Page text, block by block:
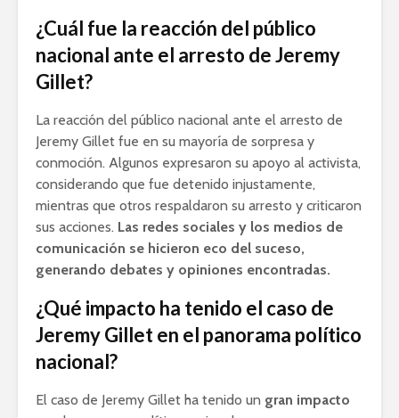
¿Cuál fue la reacción del público
nacional ante el arresto de Jeremy
Gillet?
La reacción del público nacional ante el arresto de
Jeremy Gillet fue en su mayoría de sorpresa y
conmoción. Algunos expresaron su apoyo al activista,
considerando que fue detenido injustamente,
mientras que otros respaldaron su arresto y criticaron
sus acciones. Las redes sociales y los medios de
comunicación se hicieron eco del suceso,
generando debates y opiniones encontradas.
¿Qué impacto ha tenido el caso de
Jeremy Gillet en el panorama político
nacional?
El caso de Jeremy Gillet ha tenido un gran impacto